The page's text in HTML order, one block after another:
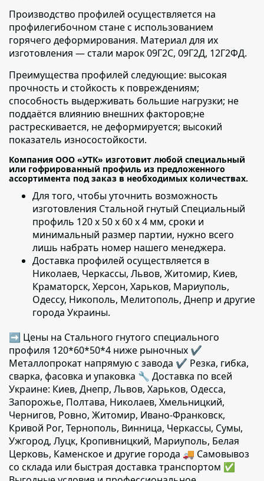
Производство профилей осуществляется на
профилегибочном станес использованием
горячего деформирования. Материал для их
изготовления — стали марок 09Г2С, 09Г2Д, 12Г2ФД.
Преимущества профилей следующие: высокая
прочность и стойкость к повреждениям;
способность выдерживать большие нагрузки; не
поддаётся влиянию внешних факторов;не
растрескивается, не деформируется; высокий
показатель износостойкости.
Компания ООО «УТК» изготовит любой специальный
или гофрированный профиль из предложенного
ассортимента под заказ в необходимых количествах.
Для того, чтобы уточнить возможность
изготовления Стальной гнутый Специальный
профиль 120 х 50 х 60 х 4 мм, сроки и
минимальный размер партии, нужно всего
лишь набрать номер нашего менеджера.
Доставка профилей осуществляется в
Николаев, Черкассы, Львов, Житомир, Киев,
Краматорск, Херсон, Харьков, Мариуполь,
Одессу, Никополь, Мелитополь, Днепр и другие
города Украины.
➡ Цены на Стального гнутого специального
профиля 120*60*50*4 ниже рыночных ✔️
Металлопрокат напрямую с завода ✔️ Резка, гибка,
сварка, фасовка и упаковка 🔧 Доставка по всей
Украине: Киев, Днепр, Львов, Харьков, Одесса,
Запорожье, Полтава, Николаев, Хмельницкий,
Чернигов, Ровно, Житомир, Ивано-Франковск,
Кривой Рог, Тернополь, Винница, Черкассы, Сумы,
Ужгород, Луцк, Кропивницкий, Мариуполь, Белая
Церковь, Каменское и другие города 🚚 Самовывоз
со склада или быстрая доставка транспортом ✅